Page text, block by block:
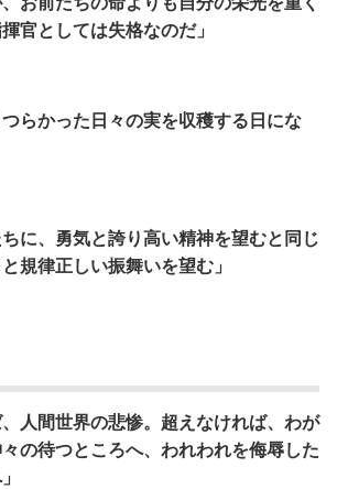
官としては失格なのだ」
つらかった日々の実を収穫する日にな
ちに、勇気と誇り高い精神を望むと同じ
規律正しい振舞いを望む」
、人間世界の悲惨。超えなければ、わが
の待つところへ、われわれを侮辱した